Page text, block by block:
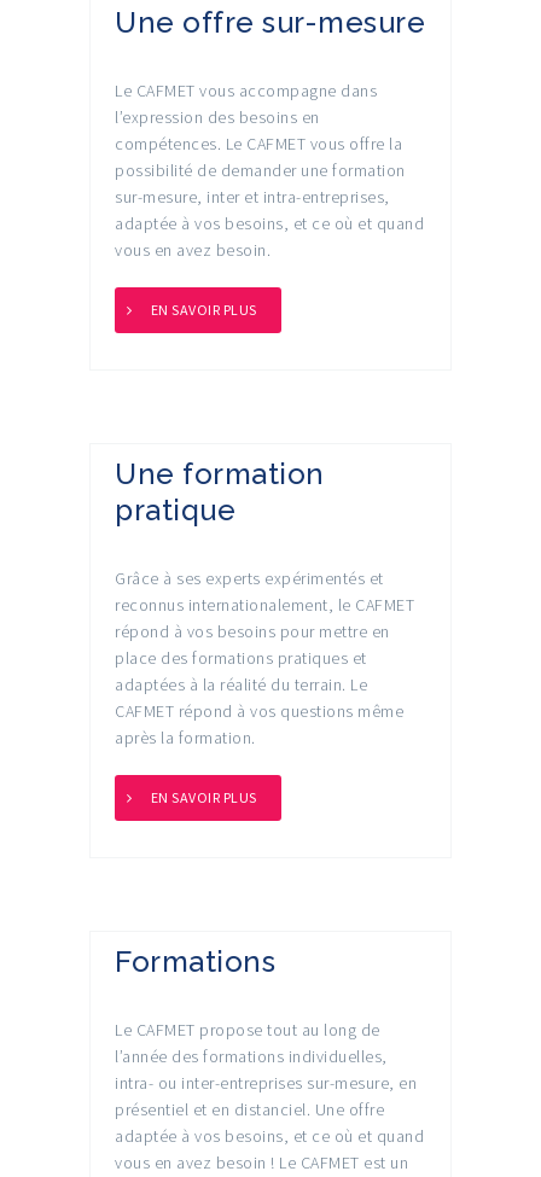
Une offre sur-mesure
Le CAFMET vous accompagne dans
l’expression des besoins en
compétences. Le CAFMET vous offre la
possibilité de demander une formation
sur-mesure, inter et intra-entreprises,
adaptée à vos besoins, et ce où et quand
vous en avez besoin.
EN SAVOIR PLUS
Une formation
pratique
Grâce à ses experts expérimentés et
reconnus internationalement, le CAFMET
répond à vos besoins pour mettre en
place des formations pratiques et
adaptées à la réalité du terrain. Le
CAFMET répond à vos questions même
après la formation.
EN SAVOIR PLUS
Formations
Le CAFMET propose tout au long de
l’année des formations individuelles,
intra- ou inter-entreprises sur-mesure, en
présentiel et en distanciel. Une offre
adaptée à vos besoins, et ce où et quand
vous en avez besoin ! Le CAFMET est un